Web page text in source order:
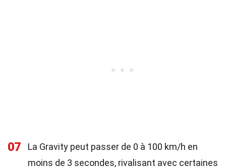
07
La Gravity peut passer de 0 à 100 km/h en
moins de 3 secondes, rivalisant avec certaines